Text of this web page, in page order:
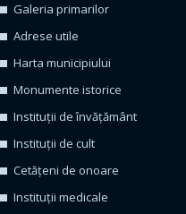
Galeria primarilor
Adrese utile
Harta municipiului
Monumente istorice
Instituții de învățământ
Instituții de cult
Cetățeni de onoare
Instituții medicale